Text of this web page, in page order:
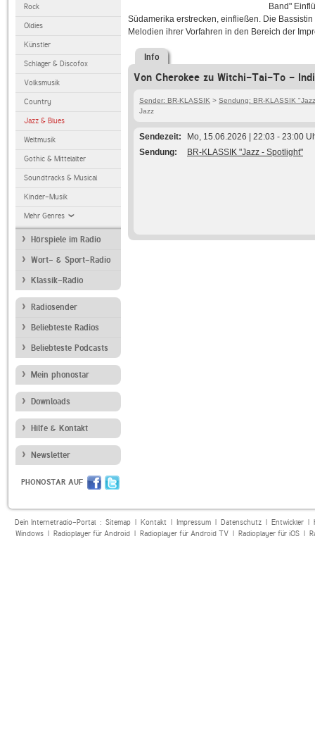
Rock
Oldies
Künstler
Schlager & Discofox
Volksmusik
Country
Jazz & Blues
Weltmusik
Gothic & Mittelalter
Soundtracks & Musical
Kinder-Musik
Mehr Genres
Hörspiele im Radio
Wort- & Sport-Radio
Klassik-Radio
Radiosender
Beliebteste Radios
Beliebteste Podcasts
Mein phonostar
Downloads
Hilfe & Kontakt
Newsletter
PHONOSTAR AUF
Band"
Südamerika erstrecken, einfließen. Die
Melodien ihrer Vorfahren in den Bereich der
Info
Von Cherokee zu Witchi-Tai-To -
Sender: BR-KLASSIK > Sendung: BR-KLASSIK
Jazz
Sendezeit
Mo, 15.06.2026 | 22:03 - 23:00
Sendung
BR-KLASSIK "Jazz - Spotlight"
Dein Internetradio-Portal : Sitemap| Kontakt| Impressum| Datenschutz| Entwickler|
Windows| Radioplayer für Android| Radioplayer für Android TV| Radioplayer für iOS|